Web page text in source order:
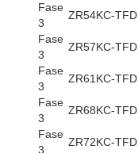
Fase
3
ZR54KC-TFD
Fase
3
ZR57KC-TFD
Fase
3
ZR61KC-TFD
Fase
3
ZR68KC-TFD
Fase
3
ZR72KC-TFD